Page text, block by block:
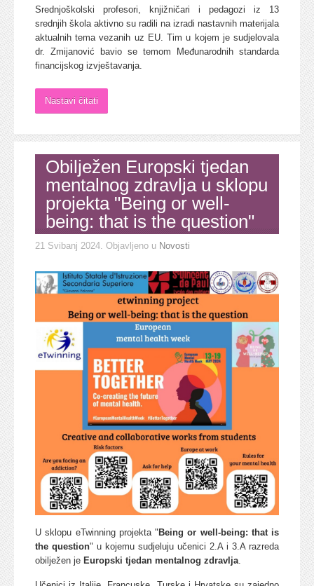
Srednjoškolski profesori, knjižničari i pedagozi iz 13
srednjih škola aktivno su radili na izradi nastavnih materijala
aktualnih tema vezanih uz EU. Tim u kojem je sudjelovala
dr. Zmijanović bavio se temom Međunarodnih standarda
financijskog izvještavanja.
Nastavi čitati
Obilježen Europski tjedan
mentalnog zdravlja u sklopu
projekta "Being or well-
being: that is the question"
21 Svibanj 2024. Objavljeno u Novosti
U sklopu eTwinning projekta " Being or well-being: that is
the question" u kojemu sudjeluju učenici 2.A i 3.A razreda
obilježen je Europski tjedan mentalnog zdravlja.